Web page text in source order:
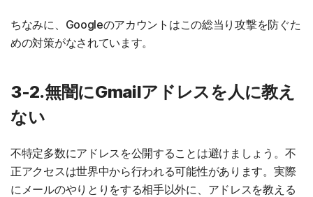
ちなみに、Googleのアカウントはこの総当り攻撃を防ぐた
めの対策がなされています。
3-2.無闇にGmailアドレスを人に教え
ない
不特定多数にアドレスを公開することは避けましょう。不
正アクセスは世界中から行われる可能性があります。実際
にメールのやりとりをする相手以外に、アドレスを教える